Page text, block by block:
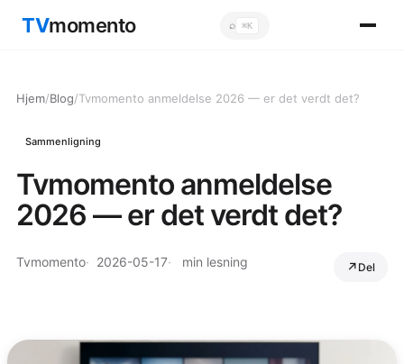
TVmomento ⌕
Sök⌘K
Hjem/Blog/Tvmomento anmeldelse 2026 — er det verdt det?
Sammenligning
Tvmomento anmeldelse
2026 — er det verdt det?
Tvmomento 2026-05-17 min lesning Del